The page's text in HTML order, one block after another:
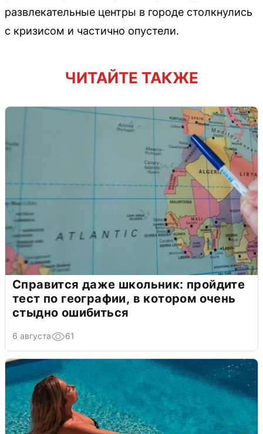
развлекательные центры в городе столкнулись
с кризисом и частично опустели.
ЧИТАЙТЕ ТАКЖЕ
Справится даже школьник: пройдите
тест по географии, в котором очень
стыдно ошибиться
6 августа 61